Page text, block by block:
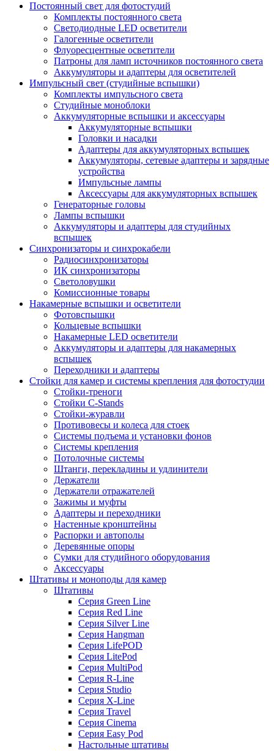
Постоянный свет для фотостудий
Комплекты постоянного света
Светодиодные LED осветители
Галогенные осветители
Флуоресцентные осветители
Патроны для ламп источников постоянного света
Аккумуляторы и адаптеры для осветителей
Импульсный свет (студийные вспышки)
Комплекты импульсного света
Студийные моноблоки
Аккумуляторные вспышки и аксессуары
Аккумуляторные вспышки
Головки и насадки
Адаптеры для аккумуляторных вспышек
Аккумуляторы, сетевые адаптеры и зарядные
устройства
Импульсные лампы
Аксессуары для аккумуляторных вспышек
Генераторные головы
Лампы вспышки
Аккумуляторы и адаптеры для студийных
вспышек
Синхронизаторы и синхрокабели
Радиосинхронизаторы
ИК синхронизаторы
Светоловушки
Комиссионные товары
Накамерные вспышки и осветители
Фотовспышки
Кольцевые вспышки
Накамерные LED осветители
Аккумуляторы и адаптеры для накамерных
вспышек
Переходники и адаптеры
Стойки для камер и системы крепления для фотостудии
Стойки-треноги
Стойки C-Stands
Стойки-журавли
Противовесы и колеса для стоек
Системы подъема и установки фонов
Системы крепления
Потолочные системы
Штанги, перекладины и удлинители
Держатели
Держатели отражателей
Зажимы и муфты
Адаптеры и переходники
Настенные кронштейны
Распорки и автополы
Деревянные опоры
Сумки для студийного оборудования
Аксессуары
Штативы и моноподы для камер
Штативы
Серия Green Line
Серия Red Line
Серия Silver Line
Серия Hangman
Серия LifePOD
Серия LitePod
Серия MultiPod
Серия R-Line
Серия Studio
Серия X-Line
Серия Travel
Серия Cinema
Серия Easy Pod
Настольные штативы